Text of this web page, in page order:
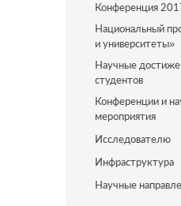
Конференция
Национальный
и университеты»
Научные
студентов
Конференции и
мероприятия
Исследователю
Инфраструктура
Научные